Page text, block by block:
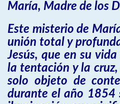
María, Madre de los
Este misterio de
unión total y
Jesús, que en su
la tentación y la
solo objeto de
durante el año 1854